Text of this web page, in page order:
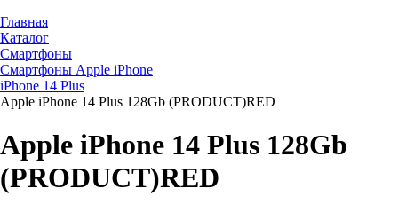
Главная
Каталог
Смартфоны
Смартфоны Apple iPhone
iPhone 14 Plus
Apple iPhone 14 Plus 128Gb (PRODUCT)RED
Apple iPhone 14 Plus 128Gb
(PRODUCT)RED